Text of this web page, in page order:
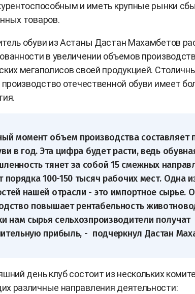
и иметь крупные рынки
товаров.
обуви из Астаны Дастан Махамбетов
в увеличении объемов
мегаполисов своей продукцией.
отечественной обуви имеет
момент объем производства составляет
в год. Эта цифра будет расти, ведь
тянет за собой 15 смежных
порядка 100-150 тысяч рабочих мест. Одна
нашей отрасли - это импортное сырье.
повышает рентабельность
нам сырья сельхозпроизводители получат
прибыль, - подчеркнул Дастан
день клуб состоит из нескольких
различные направления деятельности: